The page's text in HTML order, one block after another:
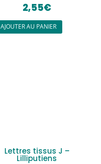
2,55€
AJOUTER AU PANIER
Lettres tissus J –
Lilliputiens